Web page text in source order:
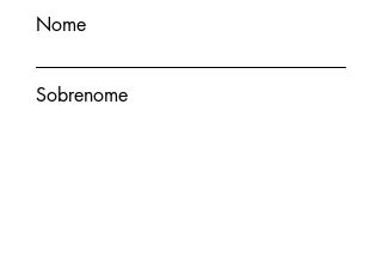
Nome
Sobrenome